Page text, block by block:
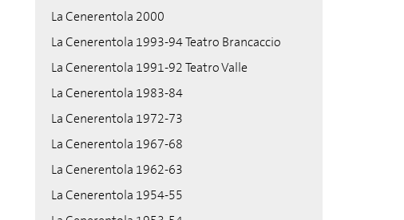
La Cenerentola 2000
La Cenerentola 1993-94 Teatro Brancaccio
La Cenerentola 1991-92 Teatro Valle
La Cenerentola 1983-84
La Cenerentola 1972-73
La Cenerentola 1967-68
La Cenerentola 1962-63
La Cenerentola 1954-55